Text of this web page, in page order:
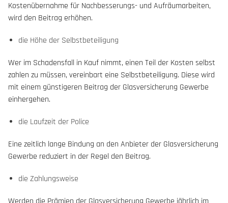
Kostenübernahme für Nachbesserungs- und Aufräumarbeiten,
wird den Beitrag erhöhen.
die Höhe der Selbstbeteiligung
Wer im Schadensfall in Kauf nimmt, einen Teil der Kosten selbst
zahlen zu müssen, vereinbart eine Selbstbeteiligung. Diese wird
mit einem günstigeren Beitrag der Glasversicherung Gewerbe
einhergehen.
die Laufzeit der Police
Eine zeitlich lange Bindung an den Anbieter der Glasversicherung
Gewerbe reduziert in der Regel den Beitrag.
die Zahlungsweise